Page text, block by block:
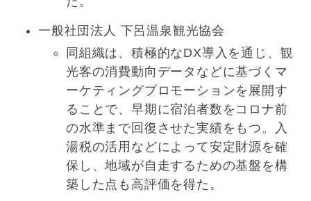
一般社団法人 下呂温泉観光協会
同組織は、積極的なDX導入を通じ、観
光客の消費動向データなどに基づくマ
ーケティングプロモーションを展開す
ることで、早期に宿泊者数をコロナ前
の水準まで回復させた実績をもつ。入
湯税の活用などによって安定財源を確
保し、地域が自走するための基盤を構
築した点も高評価を得た。